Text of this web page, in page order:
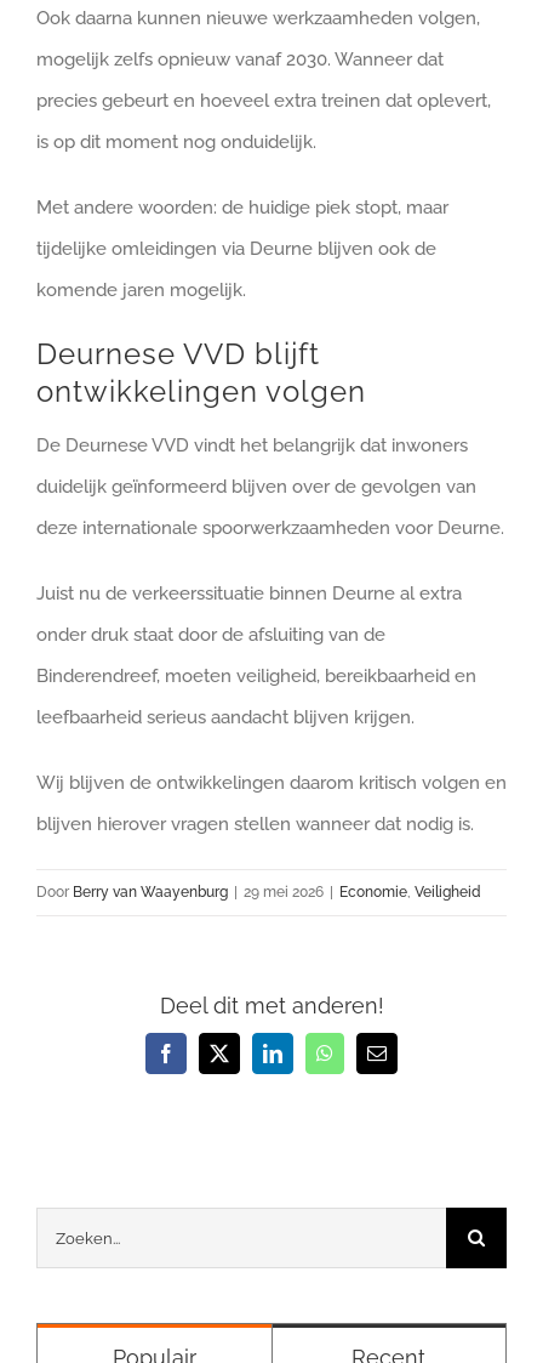
Ook daarna kunnen nieuwe werkzaamheden volgen,
mogelijk zelfs opnieuw vanaf 2030. Wanneer dat
precies gebeurt en hoeveel extra treinen dat oplevert,
is op dit moment nog onduidelijk.
Met andere woorden: de huidige piek stopt, maar
tijdelijke omleidingen via Deurne blijven ook de
komende jaren mogelijk.
Deurnese VVD blijft
ontwikkelingen volgen
De Deurnese VVD vindt het belangrijk dat inwoners
duidelijk geïnformeerd blijven over de gevolgen van
deze internationale spoorwerkzaamheden voor Deurne.
Juist nu de verkeerssituatie binnen Deurne al extra
onder druk staat door de afsluiting van de
Binderendreef, moeten veiligheid, bereikbaarheid en
leefbaarheid serieus aandacht blijven krijgen.
Wij blijven de ontwikkelingen daarom kritisch volgen en
blijven hierover vragen stellen wanneer dat nodig is.
Door Berry van Waayenburg 29 mei 2026 Economie, Veiligheid
Deel dit met anderen!
Facebook
X LinkedInWhatsApp
E-
mail
Zoeken
naar:
Populair Recent